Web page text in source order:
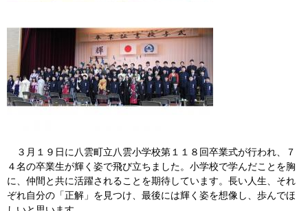
３月１９日に八雲町立八雲小学校第１１８回卒業式が行われ、７
４名の卒業生が輝く姿で飛び立ちました。小学校で学んだことを胸
に、仲間と共に活躍されることを期待しています。長い人生、それ
ぞれ自分の「正解」を見つけ、最後には輝く姿を想像し、歩んでほ